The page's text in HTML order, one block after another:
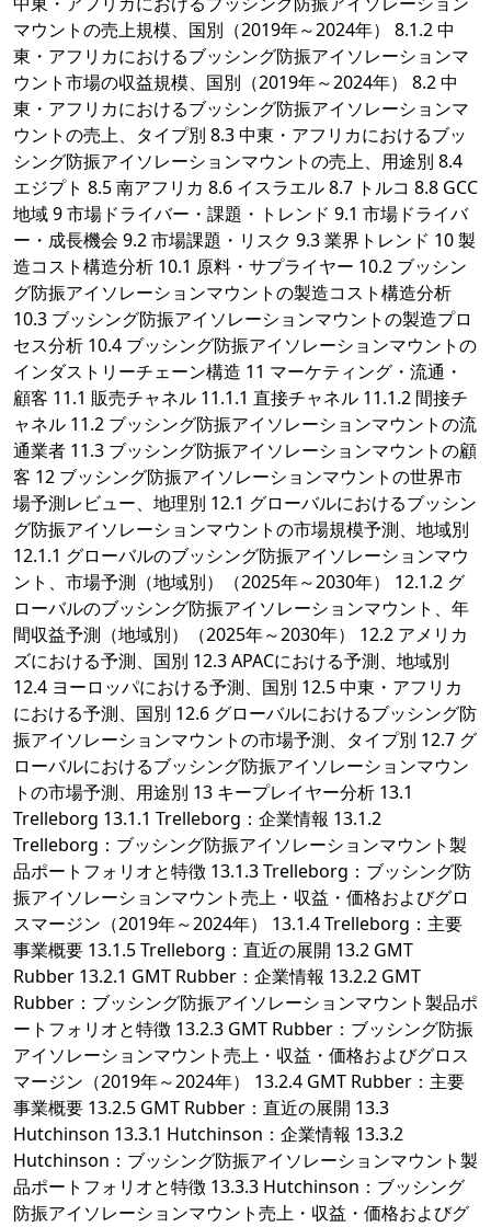
マウントの売上規模、国別（2019年～2024年） 8.1.2 中
東・アフリカにおけるブッシング防振アイソレーションマ
ウント市場の収益規模、国別（2019年～2024年） 8.2 中
東・アフリカにおけるブッシング防振アイソレーションマ
ウントの売上、タイプ別 8.3 中東・アフリカにおけるブッ
シング防振アイソレーションマウントの売上、用途別 8.4
エジプト 8.5 南アフリカ 8.6 イスラエル 8.7 トルコ 8.8 GCC
地域 9 市場ドライバー・課題・トレンド 9.1 市場ドライバ
ー・成長機会 9.2 市場課題・リスク 9.3 業界トレンド 10 製
造コスト構造分析 10.1 原料・サプライヤー 10.2 ブッシン
グ防振アイソレーションマウントの製造コスト構造分析
10.3 ブッシング防振アイソレーションマウントの製造プロ
セス分析 10.4 ブッシング防振アイソレーションマウントの
インダストリーチェーン構造 11 マーケティング・流通・
顧客 11.1 販売チャネル 11.1.1 直接チャネル 11.1.2 間接チ
ャネル 11.2 ブッシング防振アイソレーションマウントの流
通業者 11.3 ブッシング防振アイソレーションマウントの顧
客 12 ブッシング防振アイソレーションマウントの世界市
場予測レビュー、地理別 12.1 グローバルにおけるブッシン
グ防振アイソレーションマウントの市場規模予測、地域別
12.1.1 グローバルのブッシング防振アイソレーションマウ
ント、市場予測（地域別）（2025年～2030年） 12.1.2 グ
ローバルのブッシング防振アイソレーションマウント、年
間収益予測（地域別）（2025年～2030年） 12.2 アメリカ
ズにおける予測、国別 12.3 APACにおける予測、地域別
12.4 ヨーロッパにおける予測、国別 12.5 中東・アフリカ
における予測、国別 12.6 グローバルにおけるブッシング防
振アイソレーションマウントの市場予測、タイプ別 12.7 グ
ローバルにおけるブッシング防振アイソレーションマウン
トの市場予測、用途別 13 キープレイヤー分析 13.1
Trelleborg 13.1.1 Trelleborg：企業情報 13.1.2
Trelleborg：ブッシング防振アイソレーションマウント製
品ポートフォリオと特徴 13.1.3 Trelleborg：ブッシング防
振アイソレーションマウント売上・収益・価格およびグロ
スマージン（2019年～2024年） 13.1.4 Trelleborg：主要
事業概要 13.1.5 Trelleborg：直近の展開 13.2 GMT
Rubber 13.2.1 GMT Rubber：企業情報 13.2.2 GMT
Rubber：ブッシング防振アイソレーションマウント製品ポ
ートフォリオと特徴 13.2.3 GMT Rubber：ブッシング防振
アイソレーションマウント売上・収益・価格およびグロス
マージン（2019年～2024年） 13.2.4 GMT Rubber：主要
事業概要 13.2.5 GMT Rubber：直近の展開 13.3
Hutchinson 13.3.1 Hutchinson：企業情報 13.3.2
Hutchinson：ブッシング防振アイソレーションマウント製
品ポートフォリオと特徴 13.3.3 Hutchinson：ブッシング
防振アイソレーションマウント売上・収益・価格およびグ